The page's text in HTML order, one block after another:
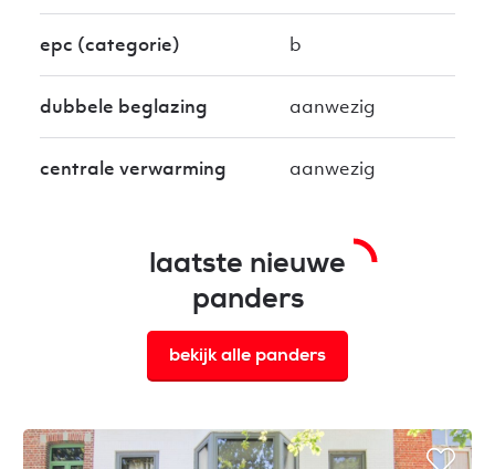
epc (categorie) b
dubbele beglazing aanwezig
centrale verwarming aanwezig
laatste nieuwe
panders
bekijk alle panders